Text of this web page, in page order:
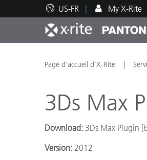
US-FR My X-Rite
Top Produits
Impression et
Automobile
Assistance technique
Ressources éducatives
Page d’accueil d’X-Rite
3Ds Max
Download: 3Ds Max Plugin
Version: 2012